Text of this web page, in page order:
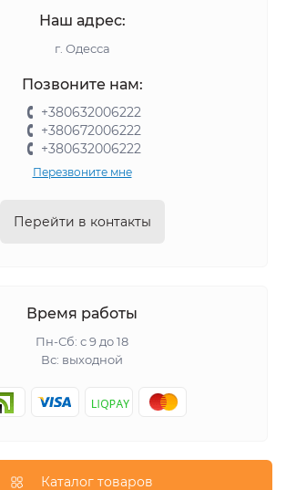
Наш адрес:
г. Одесса
Позвоните нам:
+380632006222
+380672006222
+380632006222
Перезвоните мне
Перейти в контакты
Время работы
Пн-Сб: с 9 до 18
Вс: выходной
Каталог товаров